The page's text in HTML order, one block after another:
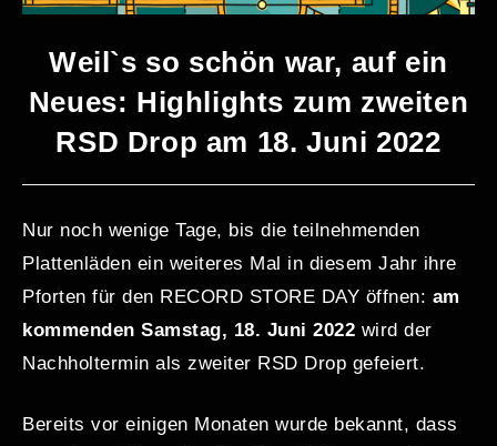
Weil`s so schön war, auf ein
Neues: Highlights zum zweiten
RSD Drop am 18. Juni 2022
Nur noch wenige Tage, bis die teilnehmenden
Plattenläden ein weiteres Mal in diesem Jahr ihre
Pforten für den RECORD STORE DAY öffnen: am
kommenden Samstag, 18. Juni 2022 wird der
Nachholtermin als zweiter RSD Drop gefeiert.
Bereits vor einigen Monaten wurde bekannt, dass